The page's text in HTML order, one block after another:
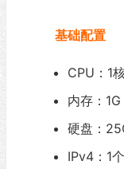
基础配置
CPU：1
内存：1G
硬盘：
IPv4：1个